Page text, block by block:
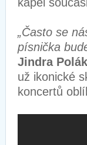
„Často se
písnička
Jindra Polák
už ikonické
koncertů